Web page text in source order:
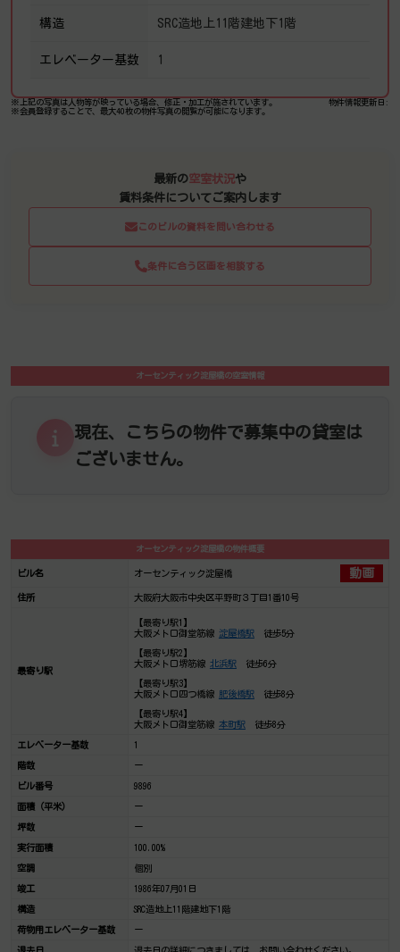
構造 SRC造地上11階建地下1階
エレベーター基数 1
※上記の写真は人物等が映っている場合、修正・加工が施されています。
※会員登録することで、最大40枚の物件写真の閲覧が可能になります。
物件情報更新日:
最新の空室状況や
賃料条件についてご案内します
このビルの資料を問い合わせる
条件に合う区画を相談する
オーセンティック淀屋橋の空室情報
現在、こちらの物件で募集中の貸室は
ございません。
オーセンティック淀屋橋の物件概要
ビル名 オーセンティック淀屋橋 動画
住所 大阪府大阪市中央区平野町３丁目1番10号
最寄り駅
【最寄り駅1】
大阪メトロ御堂筋線 淀屋橋駅徒歩5分
【最寄り駅2】
大阪メトロ堺筋線 北浜駅徒歩6分
【最寄り駅3】
大阪メトロ四つ橋線
肥後橋駅徒歩8分
【最寄り駅4】
大阪メトロ御堂筋線 本町駅徒歩8分
エレベーター基数 1
階数 ー
ビル番号 9896
面積（平米） ー
坪数 ー
実行面積 100.00%
空調 個別
竣工 1986年07月01日
構造 SRC造地上11階建地下1階
荷物用エレベーター基数 ー